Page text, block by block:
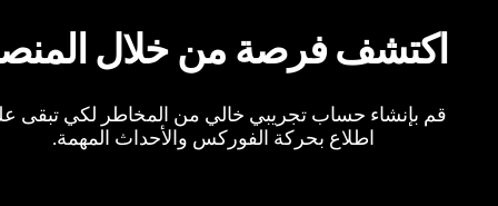
اكتشف فرصة من خلال
قم بإنشاء حساب تجريبي خالي من المخاطر لكي تبقى
اطلاع بحركة الفوركس والأحداث المهمة.